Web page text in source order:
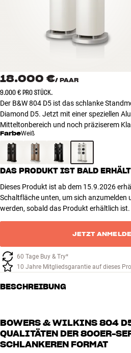
INSPIRATION
NEUHEITEN
ANGEBOTE
Kundendienst
Anmelden
Kundendienst
Bauen mit Klang
18.000 €/ PAAR
9.000 € PRO STÜCK.
Der B&W 804 D5 ist das schlanke
Diamond D5. Jetzt mit einer speziellen
Mitteltonbereich und noch präziserem
FarbeWeiß
DAS PRODUKT IST BALD
Dieses Produkt ist ab dem 15.9.2026
Schaltfläche unten, um sich anzumelden
werden, sobald das Produkt erhältlich ist.
JETZT
60 Tage Buy & Try*
10 Jahre Mitgliedsgarantie auf dieses
BESCHREIBUNG
BOWERS & WILKINS 804
QUALITÄTEN DER 800ER-
SCHLANKEREN FORMAT